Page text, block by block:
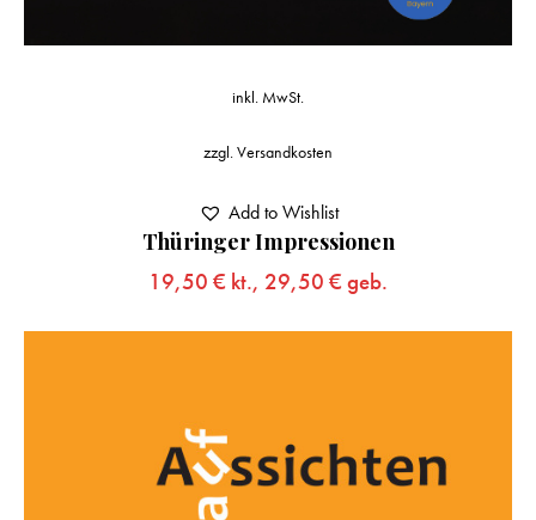
Thüringer Impressionen
19,50 € kt., 29,50 € geb.
inkl. MwSt.
zzgl.Versandkosten
Add to Wishlist